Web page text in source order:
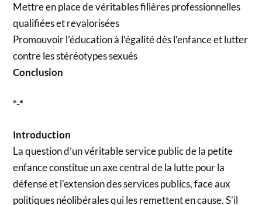
Mettre en place de véritables filières professionnelles
qualifiées et revalorisées
Promouvoir l’éducation à l’égalité dès l’enfance et lutter
contre les stéréotypes sexués
Conclusion
*-*
Introduction
La question d’un véritable service public de la petite
enfance constitue un axe central de la lutte pour la
défense et l’extension des services publics, face aux
politiques néolibérales qui les remettent en cause. S’il